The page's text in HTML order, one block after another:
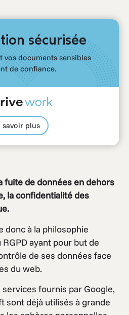
sécurisée
vos documents sensibles
de confiance.
savoir plus
fuite de données en dehors
la confidentialité des
donc à la philosophie
ayant pour but de
de ses données face
du web.
fournis par Google,
sont déjà utilisés à grande